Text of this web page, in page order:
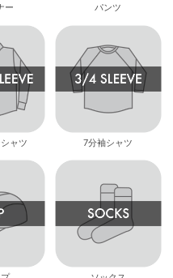
ー パンツ
ャツ 7分袖シャツ